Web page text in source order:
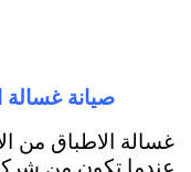
صيانة
غسالة الاطباق من
عندما تكون من شركة